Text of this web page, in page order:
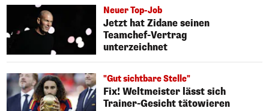
Neuer Top-Job
Jetzt hat Zidane seinen
Teamchef-Vertrag
unterzeichnet
"Gut sichtbare Stelle"
Fix! Weltmeister lässt sich
Trainer-Gesicht tätowieren